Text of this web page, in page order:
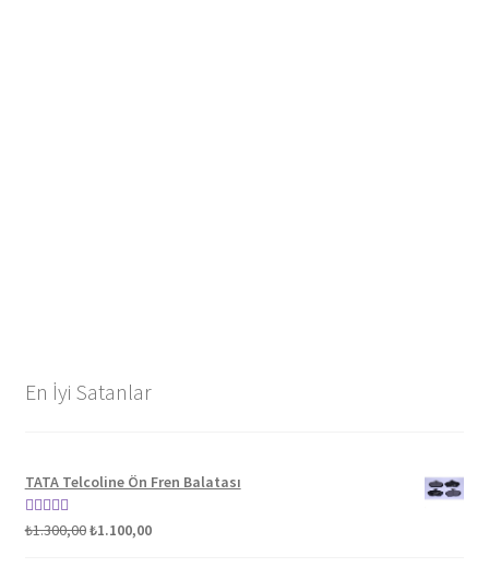
En İyi Satanlar
TATA Telcoline Ön Fren Balatası
5 üzerinden
₺1.300,00Orijinal
₺1.100,00Şu